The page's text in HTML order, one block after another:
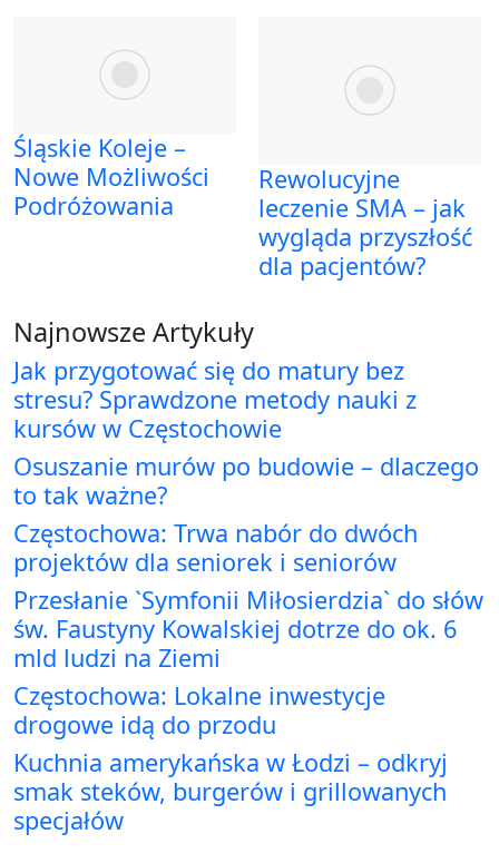
Śląskie Koleje –
Nowe Możliwości
Podróżowania
Rewolucyjne
leczenie SMA – jak
wygląda przyszłość
dla pacjentów?
Najnowsze Artykuły
Jak przygotować się do matury bez
stresu? Sprawdzone metody nauki z
kursów w Częstochowie
Osuszanie murów po budowie – dlaczego
to tak ważne?
Częstochowa: Trwa nabór do dwóch
projektów dla seniorek i seniorów
Przesłanie `Symfonii Miłosierdzia` do słów
św. Faustyny Kowalskiej dotrze do ok. 6
mld ludzi na Ziemi
Częstochowa: Lokalne inwestycje
drogowe idą do przodu
Kuchnia amerykańska w Łodzi – odkryj
smak steków, burgerów i grillowanych
specjałów